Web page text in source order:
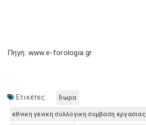
Πηγή: www.e-forologia.gr
Ετικέτες: δωρα
εθνικη γενικη συλλογικη συμβαση εργασιας